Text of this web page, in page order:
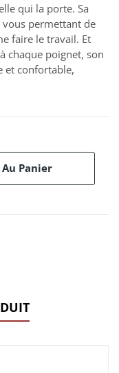
qui la porte. Sa
vous permettant de
faire le travail. Et
chaque poignet, son
et confortable,
Panier